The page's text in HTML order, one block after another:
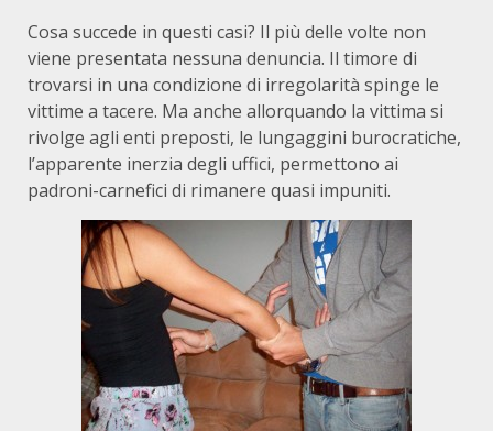
Cosa succede in questi casi? Il più delle volte non
viene presentata nessuna denuncia. Il timore di
trovarsi in una condizione di irregolarità spinge le
vittime a tacere. Ma anche allorquando la vittima si
rivolge agli enti preposti, le lungaggini burocratiche,
l’apparente inerzia degli uffici, permettono ai
padroni-carnefici di rimanere quasi impuniti.